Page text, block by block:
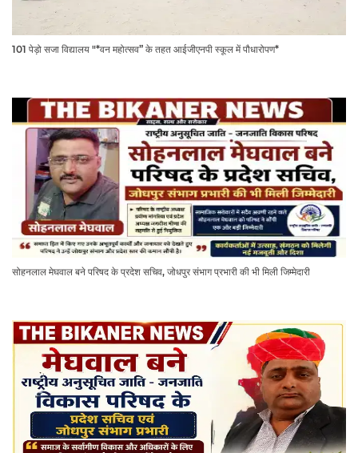
101 पेड़ो सजा विद्यालय "*वन महोत्सव” के तहत आईजीएनपी स्कूल में पौधारोपण*
सोहनलाल मेघवाल बने परिषद के प्रदेश सचिव, जोधपुर संभाग प्रभारी की भी मिली जिम्मेदारी